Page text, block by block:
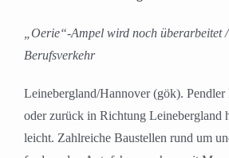
„Oerie“-Ampel wird noch überarbeitet
Berufsverkehr
Leinebergland/Hannover (gök).
oder zurück in Richtung Leinebergland
leicht. Zahlreiche Baustellen rund um